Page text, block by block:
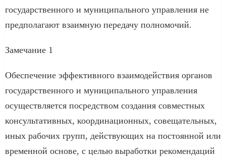
государственного и муниципального управления не
предполагают взаимную передачу полномочий.
Замечание 1
Обеспечение эффективного взаимодействия органов
государственного и муниципального управления
осуществляется посредством создания совместных
консультативных, координационных, совещательных,
иных рабочих групп, действующих на постоянной или
временной основе, с целью выработки рекомендаций